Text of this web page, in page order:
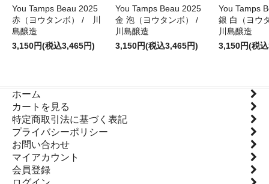
You Tamps Beau 2025
赤（ヨウタンボ） / 川
島醸造
3,150円(税込3,465円)
You Tamps Beau 2025
金 泡（ヨウタンボ） /
川島醸造
3,150円(税込3,465円)
You Tamps
銀 白（ヨ
川島醸造
3,150円(税
ホーム
カートを見る
特定商取引法に基づく表記
プライバシーポリシー
お問い合わせ
マイアカウント
会員登録